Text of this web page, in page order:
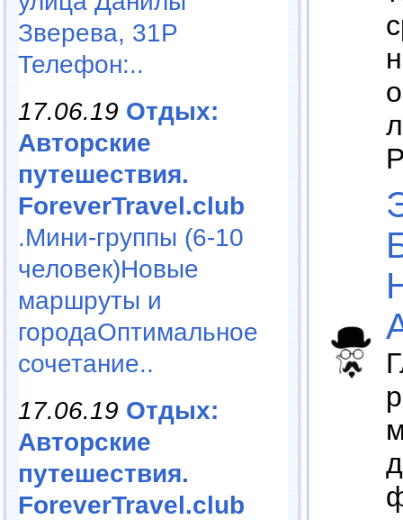
Зверева, 31Р
Телефон:..
17.06.19 Отдых:
Авторские
путешествия.
ForeverTravel.club
.Мини-группы (6-10
человек)Новые
маршруты и
городаОптимальное
сочетание..
17.06.19 Отдых:
Авторские
путешествия.
ForeverTravel.club